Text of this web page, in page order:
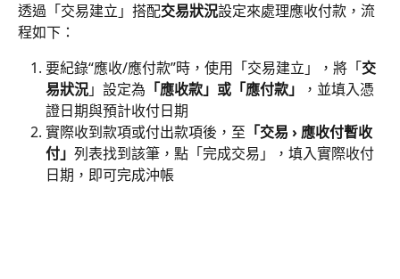
透過「交易建立」搭配交易狀況設定來處理應收付款，流
程如下：
要紀錄“應收/應付款”時，使用「交易建立」，將「交
易狀況」設定為 「應收款」或「應付款」
，並填入憑
證日期與預計收付日期
實際收到款項或付出款項後，至 「交易 › 應收付暫收
付」 列表找到該筆，點「完成交易」，填入實際收付
日期，即可完成沖帳